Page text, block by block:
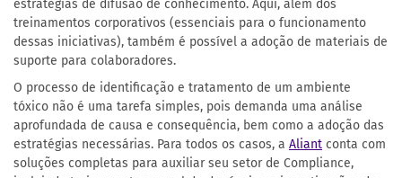
estratégias de difusão de conhecimento. Aqui, além dos
treinamentos corporativos (essenciais para o funcionamento
dessas iniciativas), também é possível a adoção de materiais de
suporte para colaboradores.
O processo de identificação e tratamento de um ambiente
tóxico não é uma tarefa simples, pois demanda uma análise
aprofundada de causa e consequência, bem como a adoção das
estratégias necessárias. Para todos os casos, a Aliant conta com
soluções completas para auxiliar seu setor de Compliance,